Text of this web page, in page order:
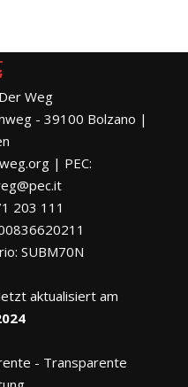
Weg
- 39100 Bolzano |
| PEC:
203 111
SUBM70N
aktualisiert am
- Transparente